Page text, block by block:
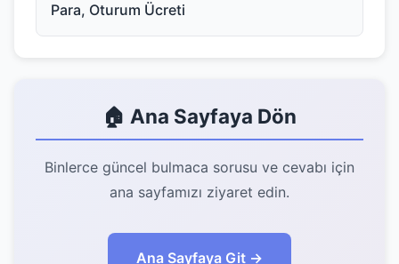
Para, Oturum Ücreti
🏠 Ana Sayfaya Dön
Binlerce güncel bulmaca sorusu ve cevabı için
ana sayfamızı ziyaret edin.
Ana Sayfaya Git →